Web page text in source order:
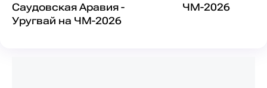
Саудовская Аравия -
Уругвай на ЧМ-2026
ЧМ-2026